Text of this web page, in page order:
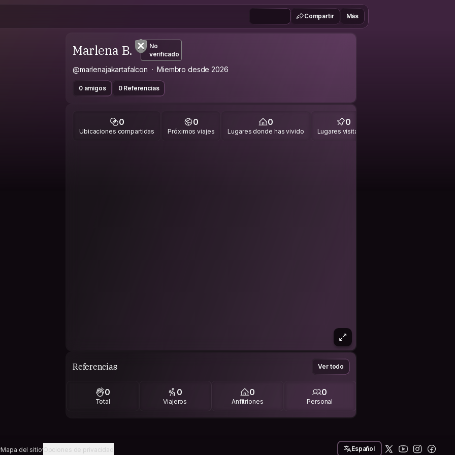
Compartir Más
Marlena B.
No
verificado
@marlenajakartafalcon Miembro desde 2026
0 amigos 0 Referencias
0
Ubicaciones compartidas
0
Próximos viajes
0
Lugares donde has vivido
0
Lugares visitados
Referencias Ver todo
0
Total
0
Viajeros
0
Anfitriones
0
Personal
Mapa del sitioOpciones de privacidad Español